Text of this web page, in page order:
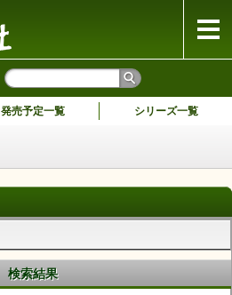
発売予定一覧 シリーズ一覧
検索結果